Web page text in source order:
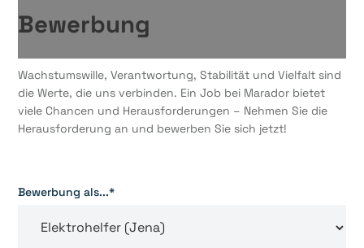
Bewerbung
Wachstumswille, Verantwortung, Stabilität und Vielfalt sind
die Werte, die uns verbinden. Ein Job bei Marador bietet
viele Chancen und Herausforderungen – Nehmen Sie die
Herausforderung an und bewerben Sie sich jetzt!
Bewerbung als...*